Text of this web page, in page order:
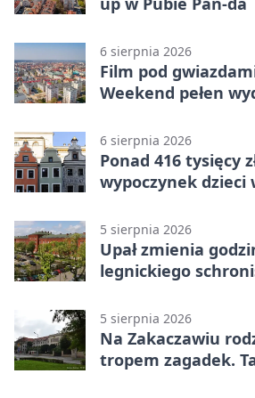
6 sierpnia 2026
Film pod
Weekend pełen
6 sierpnia 2026
Ponad 416 tysięcy
wypoczynek dzieci
5 sierpnia 2026
Upał zmienia
legnickiego
5 sierpnia 2026
Na Zakaczawiu
tropem zagadek.